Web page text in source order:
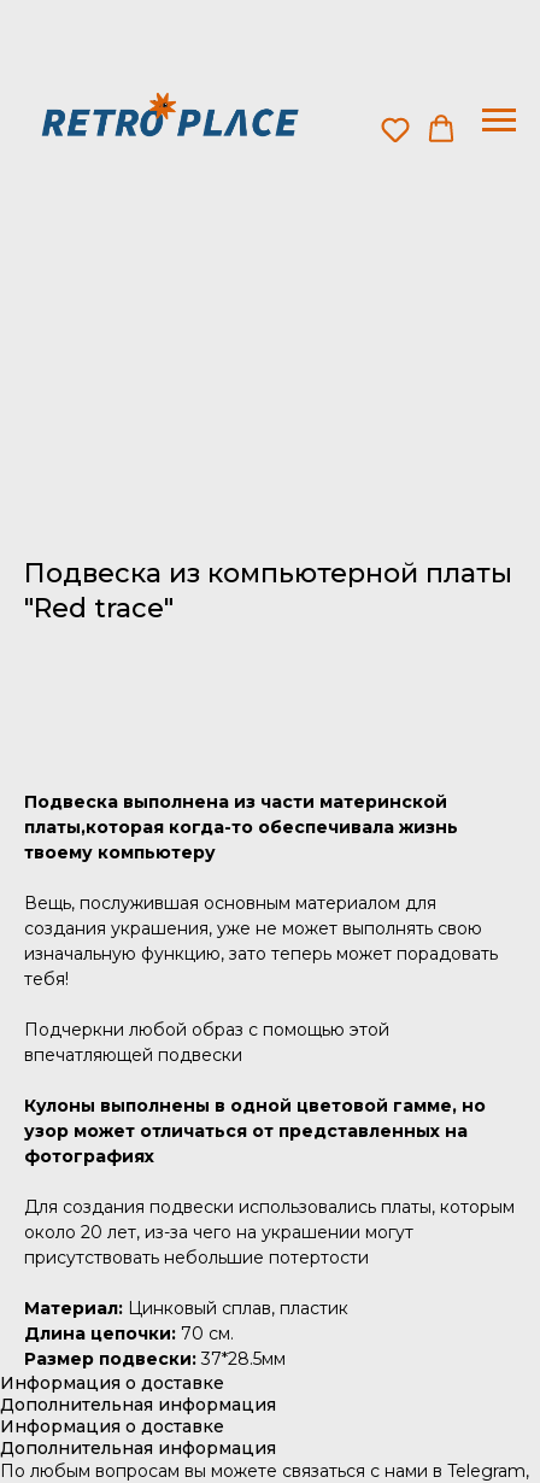
Подвеска из компьютерной платы
"Red trace"
Подвеска выполнена из части материнской
платы,которая когда-то обеспечивала жизнь
твоему компьютеру
Вещь, послужившая основным материалом для
создания украшения, уже не может выполнять свою
изначальную функцию, зато теперь может порадовать
тебя!
Подчеркни любой образ с помощью этой
впечатляющей подвески
Кулоны выполнены в одной цветовой гамме, но
узор может отличаться от представленных на
фотографиях
Для создания подвески использовались платы, которым
около 20 лет, из-за чего на украшении могут
присутствовать небольшие потертости
Материал: Цинковый сплав, пластик
Длина цепочки: 70 см.
Размер подвески:37*28.5мм
Информация о доставке
Дополнительная информация
Информация о доставке
Дополнительная информация
По любым вопросам вы можете связаться с нами в Telegram,